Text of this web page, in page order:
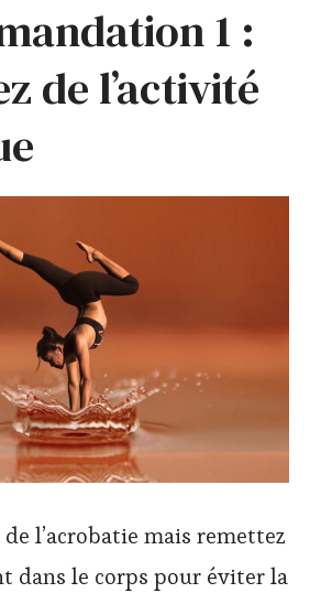
1 :
de l’activité
l’acrobatie mais remettez
dans le corps pour éviter la